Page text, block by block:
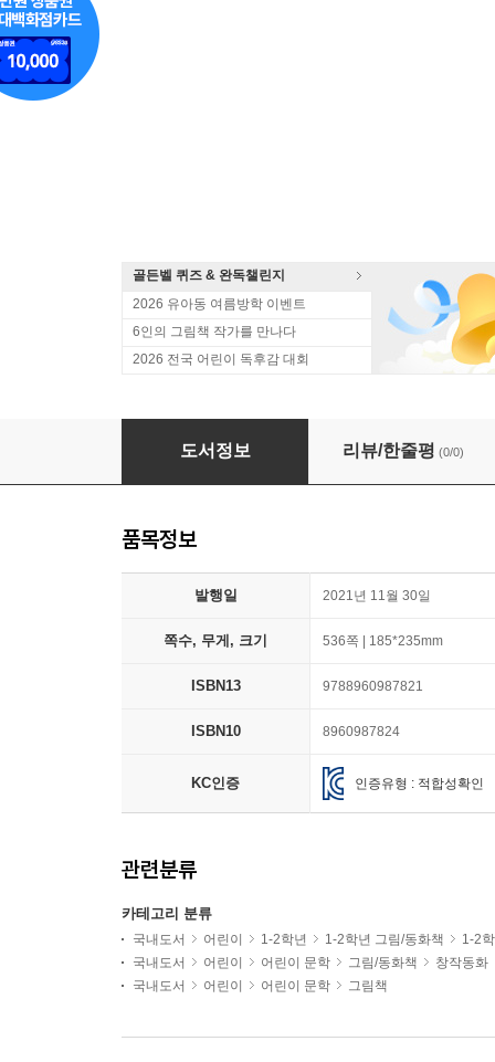
골든벨 퀴즈 & 완독챌린지
2026 유아동 여름방학 이벤트
6인의 그림책 작가를 만나다
2026 전국 어린이 독후감 대회
나도 이제 초등학생 시리즈 1-5 세트
도서정보 리뷰/한줄평 (0/0)
품목정보
발행일 2021년 11월 30일
쪽수, 무게, 크기 536쪽 | 185*235mm
ISBN13 9788960987821
ISBN10 8960987824
KC인증 인증유형 : 적합성확인
관련분류
카테고리 분류
국내도서 어린이 1-2학년 1-2학년 그림/동화책
1-2
국내도서
어린이 어린이 문학 그림/동화책
창작동화
국내도서
어린이 어린이 문학 그림책